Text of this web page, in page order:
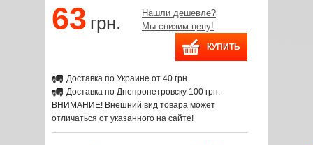
63 грн.
Нашли дешевле?
Мы снизим цену!
Доставка по Украине от 40 грн.
Доставка по Днепропетровску 100 грн.
ВНИМАНИЕ! Внешний вид товара может
отличаться от указанного на сайте!